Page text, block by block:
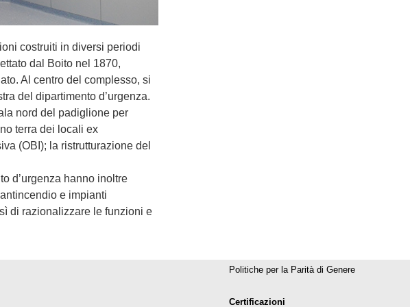
costruiti in diversi periodi
dal Boito nel 1870,
Al centro del complesso, si
del dipartimento d’urgenza.
nord del padiglione per
terra dei locali ex
(OBI); la ristrutturazione del
d’urgenza hanno inoltre
e impianti
di razionalizzare le funzioni e
Politiche per la Parità di Genere
Certificazioni